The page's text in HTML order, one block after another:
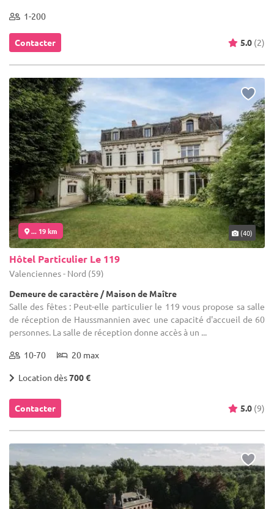
1-200
Contacter 5.0 (2)
... 19 km (40)
Hôtel Particulier Le 119
Valenciennes - Nord (59)
Demeure de caractère / Maison de Maître
Salle des fêtes : Peut-elle particulier le 119 vous propose sa salle
de réception de Haussmannien avec une capacité d'accueil de 60
personnes. La salle de réception donne accès à un ...
10-70 20 max
Location dès700 €
Contacter 5.0 (9)